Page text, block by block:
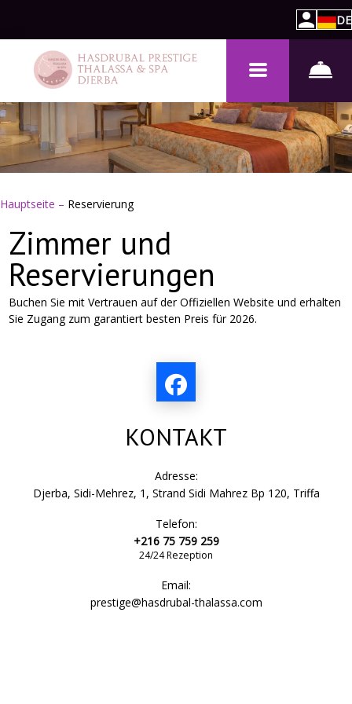
DE
Hauptseite – Reservierung
Zimmer und
Reservierungen
Buchen Sie mit Vertrauen auf der Offiziellen Website und erhalten
Sie Zugang zum garantiert besten Preis für 2026.
KONTAKT
Adresse:
Djerba, Sidi-Mehrez, 1, Strand Sidi Mahrez Bp 120, Triffa
Telefon:
+216 75 759 259
24/24 Rezeption
Email:
prestige@hasdrubal-thalassa.com